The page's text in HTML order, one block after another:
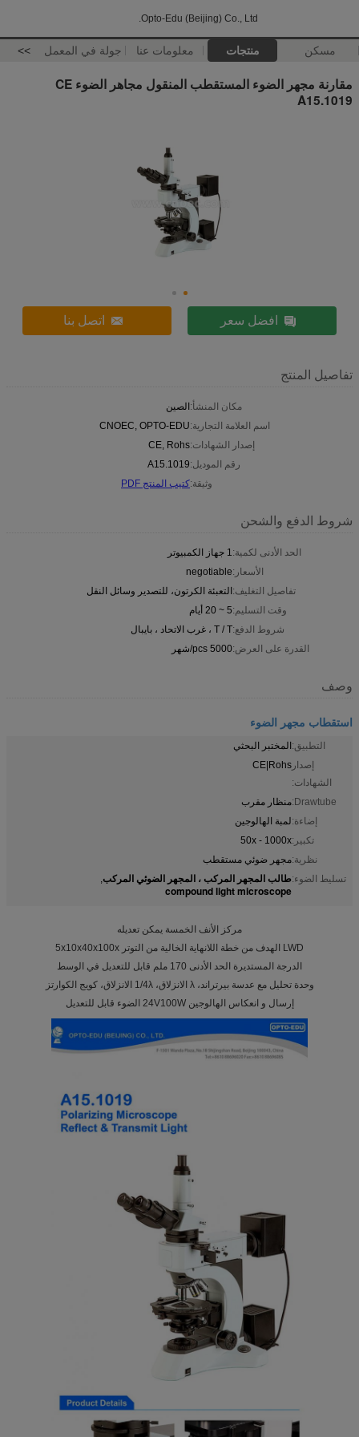
Opto-Edu (Beijing) Co., Ltd.
مسكن منتجات معلومات عنا جولة في المعمل >>
مقارنة مجهر الضوء المستقطب المنقول مجاهر الضوء CE
A15.1019
افضل سعر اتصل بنا
تفاصيل المنتج
مكان المنشأ:الصين
اسم العلامة التجارية:CNOEC, OPTO-EDU
إصدار الشهادات:CE, Rohs
رقم الموديل:A15.1019
وثيقة:كتيب المنتج PDF
شروط الدفع والشحن
الحد الأدنى لكمية:1 جهاز الكمبيوتر
الأسعار:negotiable
تفاصيل التغليف:التعبئة الكرتون، للتصدير وسائل النقل
وقت التسليم:5 ~ 20 أيام
شروط الدفع:T / T ، غرب الاتحاد ، بايبال
القدرة على العرض:5000 pcs/شهر
وصف
استقطاب مجهر الضوء
التطبيق:المختبر البحثي
إصدار
الشهادات:
CE|Rohs
Drawtube: منظار مقرب
إضاءة:لمبة الهالوجين
تكبير:50x - 1000x
نظرية:مجهر ضوئي مستقطب
تسليط الضوء:طالب المجهر المركب ، المجهر الضوئي المركب,
compound light microscope
مركز الأنف الخمسة يمكن تعديله
LWD الهدف من خطة اللانهاية الخالية من التوتر 5x10x40x100x
الدرجة المستديرة الحد الأدنى 170 ملم قابل للتعديل في الوسط
وحدة تحليل مع عدسة بيرتراند، λ الانزلاق، 1/4λ الانزلاق، كويج الكوارتز
إرسال و انعكاس الهالوجين 24V100W الضوء قابل للتعديل